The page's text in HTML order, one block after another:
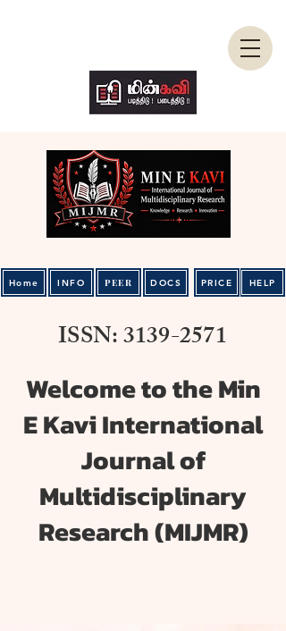
Home INFO PEER DOCS HELP
PRICE
ISSN:3139-2571
Welcome to the Min
E Kavi International
Journal of
Multidisciplinary
Research (MIJMR)